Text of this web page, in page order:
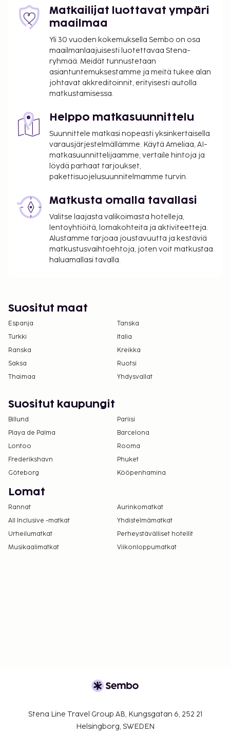
buffetaamiainen tarjotaan päivittäin klo 7.00–11.00.
Tämän majoituspaikan virallisen tähtiluokituksen on
Majoituspaikka veloittaa seuraavat paikan päällä
suoritettavat maksut. Maksuihin saattaa sisältyä
sovellettavat verot:
Kaupungin perimä vero: 8.45 EUR per henkilö
vanhoilta lapsilta.
Tässä on mainittu kaikki majoituspaikan meille
ilmoittamat maksut.
Maksu buffetaamiaisesta: noin 25 EUR per
henkilö
Yllä oleva luettelo ei ehkä kata kaikkea. Maksut ja
takuumaksut eivät välttämättä sisällä veroja, ja ne
saattavat muuttua.
Kansallisten määräysten vuoksi käteismaksut
eivät voi ylittää 1000 EUR:n suuruista summaa
tässä majoituspaikassa. Saat lisätietoja asiasta
Matkailijat luottavat ympäri
maailmaa
Yli 30 vuoden kokemuksella Sembo on osa
maailmanlaajuisesti luotettavaa Stena-
ryhmää. Meidät tunnustetaan
asiantuntemuksestamme ja meitä tukee alan
johtavat akkreditoinnit, erityisesti autolla
matkustamisessa.
Helppo matkasuunnittelu
Suunnittele matkasi nopeasti yksinkertaisella
varausjärjestelmällämme. Käytä Ameliaa, AI-
matkasuunnittelijaamme, vertaile hintoja ja
löydä parhaat tarjoukset,
pakettisuojelusuunnitelmamme turvin.
Matkusta omalla tavallasi
Valitse laajasta valikoimasta hotelleja,
lentoyhtiöitä, lomakohteita ja aktiviteetteja.
Alustamme tarjoaa joustavuutta ja kestäviä
matkustusvaihtoehtoja, joten voit matkustaa
haluamallasi tavalla.
Suositut maat
Espanja
Tanska
Turkki
Italia
Ranska
Kreikka
Saksa
Ruotsi
Thaimaa
Yhdysvallat
Suositut kaupungit
Billund
Pariisi
Playa de Palma
Barcelona
Lontoo
Rooma
Frederikshavn
Phuket
Göteborg
Kööpenhamina
Lomat
Rannat
Aurinkomatkat
All Inclusive -matkat
Yhdistelmämatkat
Urheilumatkat
Perheystävälliset hotellit
Musikaalimatkat
Viikonloppumatkat
Stena Line Travel Group AB, Kungsgatan 6, 252 21
Helsingborg, SWEDEN